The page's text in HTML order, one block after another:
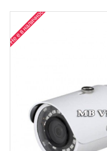
Не е в наличност